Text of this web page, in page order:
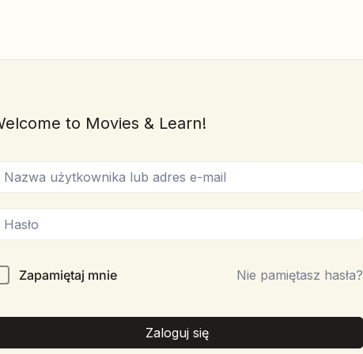
to Movies & Learn!
Zapamiętaj mnie Nie pamiętasz hasła?
Zaloguj się